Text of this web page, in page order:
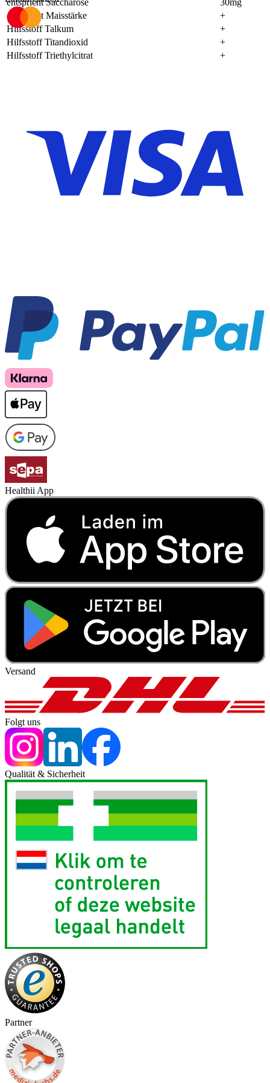
entspricht Saccharose
30mg
entspricht Maisstärke
+
Hilfsstoff Talkum
+
Hilfsstoff Titandioxid
+
Hilfsstoff Triethylcitrat
+
Healthii App
Versand
Folgt uns
Qualität & Sicherheit
Partner